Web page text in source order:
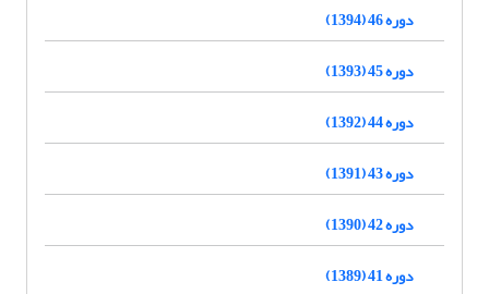
دوره 46 (1394)
دوره 45 (1393)
دوره 44 (1392)
دوره 43 (1391)
دوره 42 (1390)
دوره 41 (1389)